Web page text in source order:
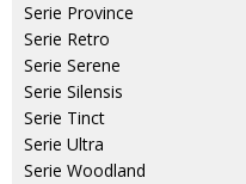
Serie Province
Serie Retro
Serie Serene
Serie Silensis
Serie Tinct
Serie Ultra
Serie Woodland